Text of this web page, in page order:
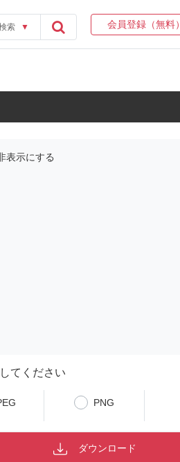
索 ▼ 会員登録（無料）
表示にする
てください
PNG
ダウンロード